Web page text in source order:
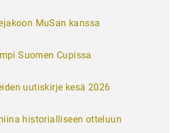
MuSan kanssa
Suomen Cupissa
uutiskirje kesä 2026
historialliseen otteluun